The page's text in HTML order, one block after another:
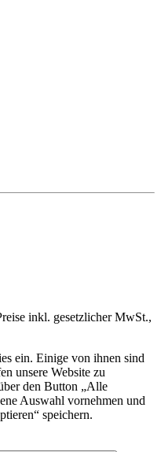
inkl. gesetzlicher MwSt.,
ein. Einige von ihnen sind
unsere Website zu
den Button „Alle
Auswahl vornehmen und
speichern.